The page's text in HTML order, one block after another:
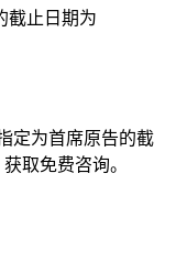
截止日期为
定为首席原告的截
取免费咨询。